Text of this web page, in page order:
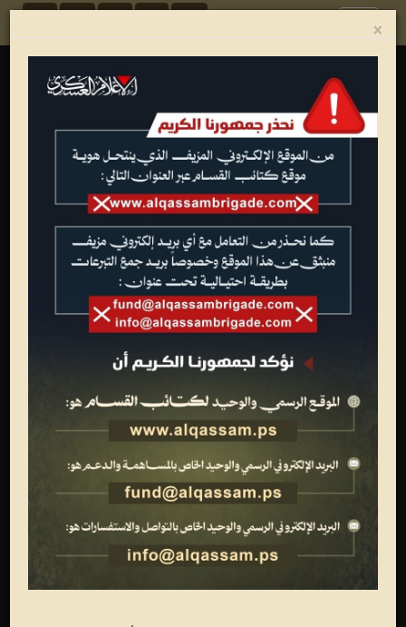
ألبوم الصور
شهداء القسام تصاميم فنية عمليات جهادية الجيل الأول للقسام
تدريبات وعروض عسكرية متفرقات وفاء الأحرار
×